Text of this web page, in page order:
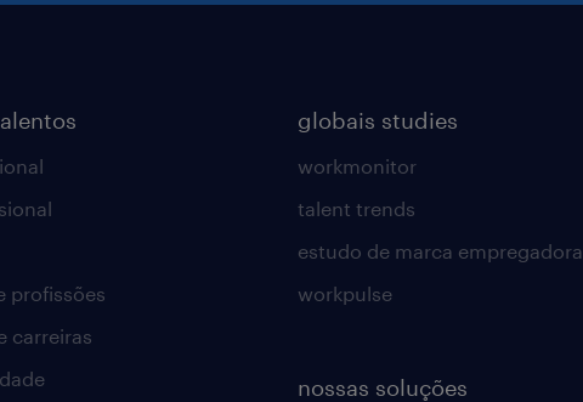
profissões
carreiras
globais studies
workmonitor
talent trends
estudo de marca empregadora
workpulse
nossas soluções